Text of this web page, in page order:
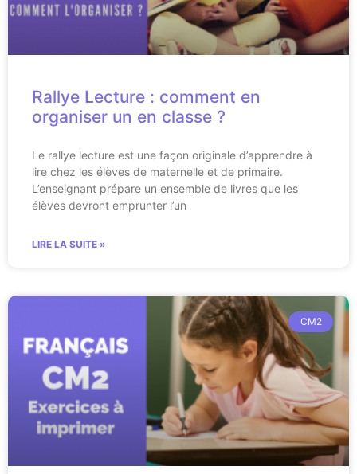
Rallye Lecture : comment en
organiser un en classe ?
Le rallye lecture est une façon originale d’apprendre à
lire chez les élèves de maternelle et de primaire.
L’enseignant prépare un ensemble de livres que les
élèves devront emprunter l’un
LIRE LA SUITE »
CM2